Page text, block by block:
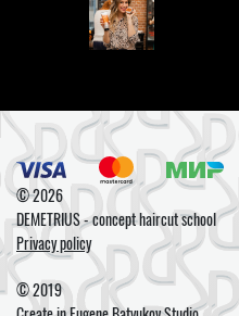
© 2026
DEMETRIUS - concept haircut school
Privacy policy
© 2019